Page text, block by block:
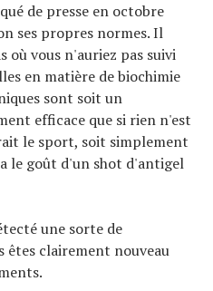
de presse en octobre
ses propres normes. Il
où vous n'auriez pas suivi
en matière de biochimie
sont soit un
efficace que si rien n'est
le sport, soit simplement
le goût d'un shot d'antigel
une sorte de
clairement nouveau